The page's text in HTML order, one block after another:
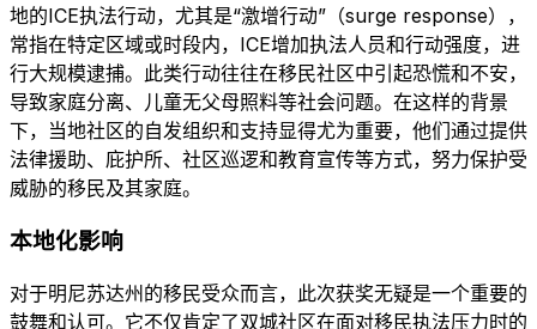
地的ICE执法行动，尤其是“激增行动”（surge response），
常指在特定区域或时段内，ICE增加执法人员和行动强度，进
行大规模逮捕。此类行动往往在移民社区中引起恐慌和不安，
导致家庭分离、儿童无父母照料等社会问题。在这样的背景
下，当地社区的自发组织和支持显得尤为重要，他们通过提供
法律援助、庇护所、社区巡逻和教育宣传等方式，努力保护受
威胁的移民及其家庭。
本地化影响
对于明尼苏达州的移民受众而言，此次获奖无疑是一个重要的
鼓舞和认可。它不仅肯定了双城社区在面对移民执法压力时的